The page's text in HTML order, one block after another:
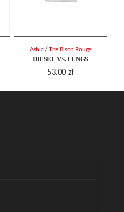
DIESEL VS. LUNGS
53.00 zł
Ashia /The Bison Rouge